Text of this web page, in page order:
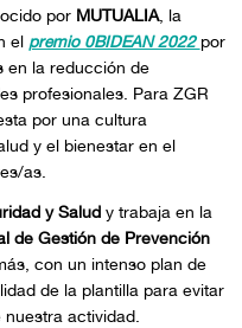
porMUTUALIA, la
el premio 0BIDEAN 2022 por
en la reducción de
profesionales. Para ZGR
por una cultura
y el bienestar en el
as.
y Salud y trabaja en la
de Gestión de Prevención
con un intenso plan de
de la plantilla para evitar
nuestra actividad.